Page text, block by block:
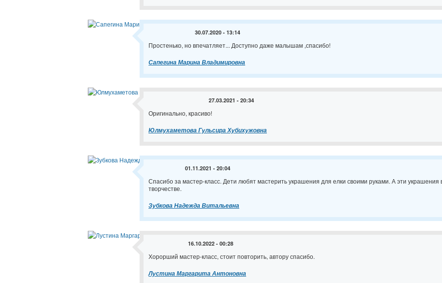
30.07.2020 - 13:14
Простенько, но впечатляет... Доступно даже малышам ,спасибо!
Сапегина Марина Владимировна
27.03.2021 - 20:34
Оригинально, красиво!
Юлмухаметова Гульсира Хубихужовна
01.11.2021 - 20:04
Спасибо за мастер-класс. Дети любят мастерить украшения для елки своими руками. А эти
творчестве.
Зубкова Надежда Витальевна
16.10.2022 - 00:28
Хорорший мастер-класс, стоит повторить, автору спасибо.
Лустина Маргарита Антоновна